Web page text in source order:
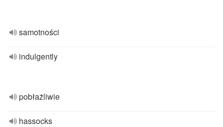
samotności
indulgently
pobłażliwie
hassocks